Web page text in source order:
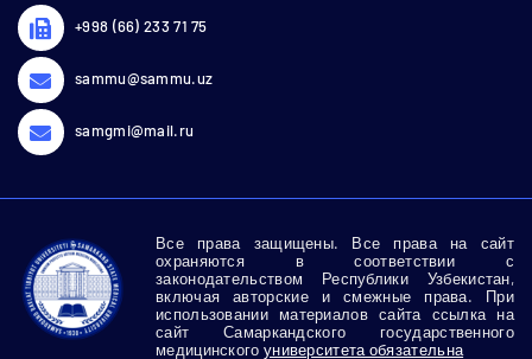
+998 (66) 233 71 75
sammu@sammu.uz
samgmi@mail.ru
Все права защищены. Все права на сайт
охраняются в соответствии с
законодательством Республики Узбекистан,
включая авторские и смежные права. При
использовании материалов сайта ссылка на
сайт Самаркандского государственного
медицинского университета обязательна